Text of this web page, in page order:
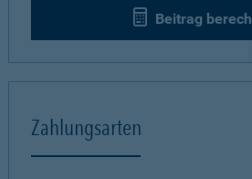
Beitrag
Zahlungsarten